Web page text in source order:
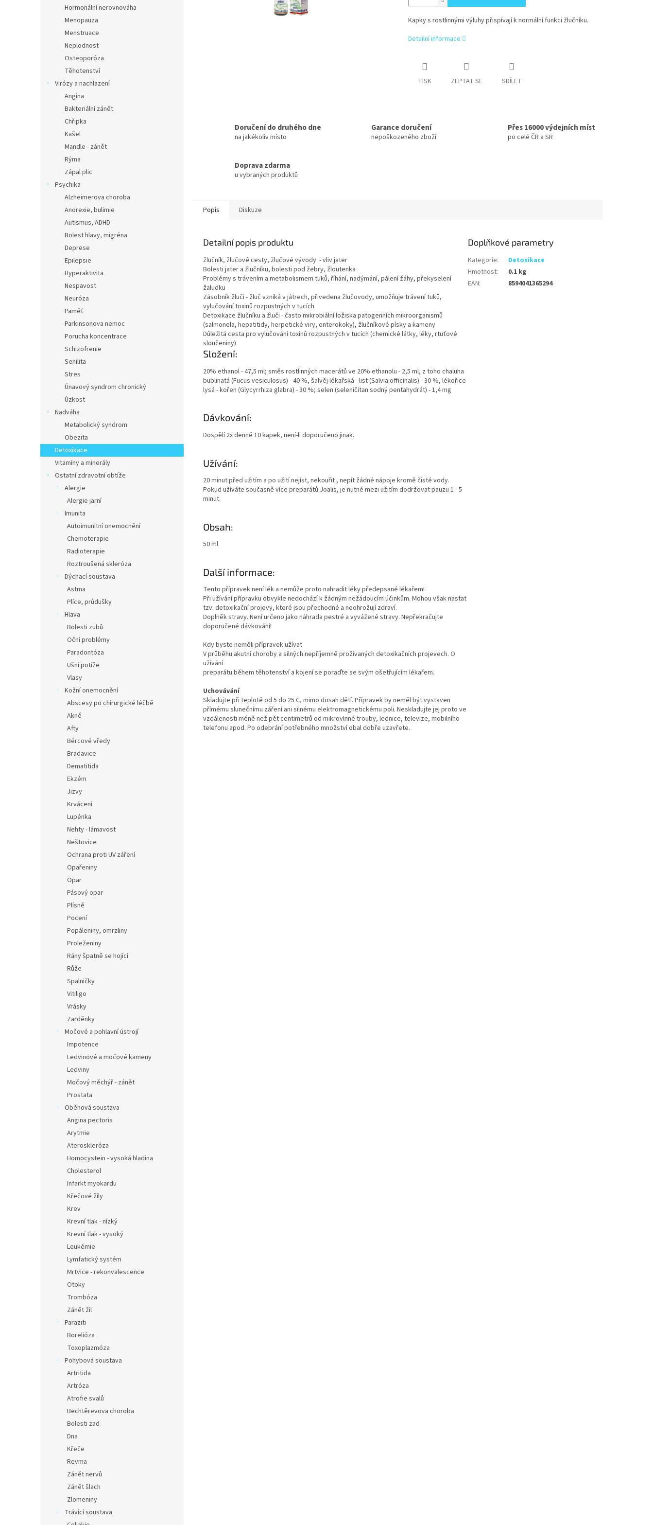
Hormonální nerovnováha
Menopauza
Menstruace
Neplodnost
Osteoporóza
Těhotenství
Virózy a nachlazení
Angína
Bakteriální zánět
Chřipka
Kašel
Mandle - zánět
Rýma
Zápal plic
Psychika
Alzheimerova choroba
Anorexie, bulimie
Autismus, ADHD
Bolest hlavy, migréna
Deprese
Epilepsie
Hyperaktivita
Nespavost
Neuróza
Paměť
Parkinsonova nemoc
Porucha koncentrace
Schizofrenie
Senilita
Stres
Únavový syndrom chronický
Úzkost
Nadváha
Metabolický syndrom
Obezita
Detoxikace
Vitamíny a minerály
Ostatní zdravotní obtíže
Alergie
Alergie jarní
Imunita
Autoimunitní onemocnění
Chemoterapie
Radioterapie
Roztroušená skleróza
Dýchací soustava
Astma
Plíce, průdušky
Hlava
Bolesti zubů
Oční problémy
Paradontóza
Ušní potíže
Vlasy
Kožní onemocnění
Abscesy po chirurgické léčbě
Akné
Afty
Bércové vředy
Bradavice
Dematitida
Ekzém
Jizvy
Krvácení
Lupénka
Nehty - lámavost
Neštovice
Ochrana proti UV záření
Opařeniny
Opar
Pásový opar
Plísně
Pocení
Popáleniny, omrzliny
Proleženiny
Rány špatně se hojící
Růže
Spalničky
Vitiligo
Vrásky
Zarděnky
Močové a pohlavní ústrojí
Impotence
Ledvinové a močové kameny
Ledviny
Močový měchýř - zánět
Prostata
Oběhová soustava
Angina pectoris
Arytmie
Ateroskleróza
Homocystein - vysoká hladina
Cholesterol
Infarkt myokardu
Křečové žíly
Krev
Krevní tlak - nízký
Krevní tlak - vysoký
Leukémie
Lymfatický systém
Mrtvice - rekonvalescence
Otoky
Trombóza
Zánět žil
Paraziti
Borelióza
Toxoplazmóza
Pohybová soustava
Artritida
Artróza
Atrofie svalů
Bechtěrevova choroba
Bolesti zad
Dna
Křeče
Revma
Zánět nervů
Zánět šlach
Zlomeniny
Trávící soustava
Kapky s rostlinnými výluhy přispívají k normální funkci žlučníku.
Detailní informace
TISK ZEPTAT SE SDÍLET
Doručení do druhého dne
na jakékoliv místo
Garance doručení
nepoškozeného zboží
Přes 16000 výdejních míst
po celé ČR a SR
Doprava zdarma
u vybraných produktů
Popis Diskuze
Detailní popis produktu
žlučník, žlučové cesty, žlučové vývody - vliv jater
Bolesti jater a žlučníku, bolesti pod žebry, žloutenka
Problémy s trávením a metabolismem tuků, říhání, nadýmání, pálení žáhy, překyselení
žaludku
Zásobník žluči - žluč vzniká v játrech, přivedena žlučovody, umožňuje trávení tuků,
vylučování toxinů rozpustných v tucích
Detoxikace žlučníku a žluči - často mikrobiální ložiska patogenních mikroorganismů
(salmonela, hepatitidy, herpetické viry, enterokoky), žlučníkové písky a kameny
Důležitá cesta pro vylučování toxinů rozpustných v tucích (chemické látky, léky, rtuťové
sloučeniny)
Složení:
20% ethanol - 47,5 ml; směs rostlinných macerátů ve 20% ethanolu - 2,5 ml, z toho chaluha
bublinatá (Fucus vesiculosus) - 40 %, šalvěj lékařská - list (Salvia officinalis) - 30 %, lékořice
lysá - kořen (Glycyrrhiza glabra) - 30 %; selen (seleničitan sodný pentahydrát) - 1,4 mg
Dávkování:
Dospělí 2x denně 10 kapek, není-li doporučeno jinak.
Užívání:
20 minut před užitím a po užití nejíst, nekouřit , nepít žádné nápoje kromě čisté vody.
Pokud užíváte současně více preparátů Joalis, je nutné mezi užitím dodržovat pauzu 1 - 5
minut.
Obsah:
50 ml
Další informace:
Tento přípravek není lék a nemůže proto nahradit léky předepsané lékařem!
Při užívání přípravku obvykle nedochází k žádným nežádoucím účinkům. Mohou však nastat
tzv. detoxikační projevy, které jsou přechodné a neohrožují zdraví.
Doplněk stravy. Není určeno jako náhrada pestré a vyvážené stravy. Nepřekračujte
doporučené dávkování!
Kdy byste neměli přípravek užívat
V průběhu akutní choroby a silných nepříjemně prožívaných detoxikačních projevech. O
užívání
preparátu během těhotenství a kojení se poraďte se svým ošetřujícím lékařem.
Uchovávání
Skladujte při teplotě od 5 do 25 C, mimo dosah dětí. Přípravek by neměl být vystaven
přímému slunečnímu záření ani silnému elektromagnetickému poli. Neskladujte jej proto ve
vzdálenosti méně než pět centimetrů od mikrovlnné trouby, lednice, televize, mobilního
telefonu apod. Po odebrání potřebného množství obal dobře uzavřete.
Doplňkové parametry
Kategorie:
Detoxikace
Hmotnost:
0.1 kg
EAN: 8594041365294